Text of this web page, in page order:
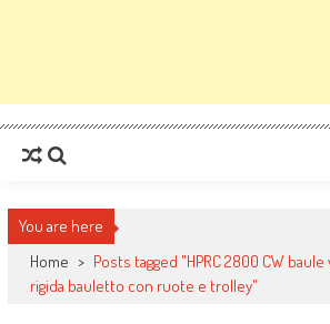
You are here
Home > Posts tagged "HPRC 2800 CW
rigida bauletto con ruote e trolley"